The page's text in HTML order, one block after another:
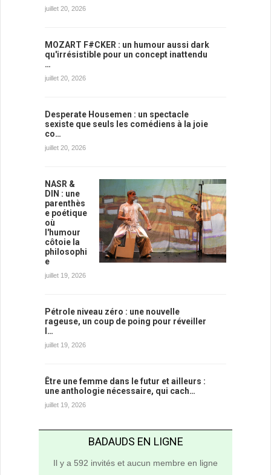
juillet 20, 2026
MOZART F#CKER : un humour aussi dark
qu'irrésistible pour un concept inattendu
…
juillet 20, 2026
Desperate Housemen : un spectacle
sexiste que seuls les comédiens à la joie
co…
juillet 20, 2026
NASR &
DIN : une
parenthès
e poétique
où
l'humour
côtoie la
philosophi
e
juillet 19, 2026
Pétrole niveau zéro : une nouvelle
rageuse, un coup de poing pour réveiller
l…
juillet 19, 2026
Être une femme dans le futur et ailleurs :
une anthologie nécessaire, qui cach…
juillet 19, 2026
BADAUDS EN LIGNE
Il y a 592 invités et aucun membre en ligne